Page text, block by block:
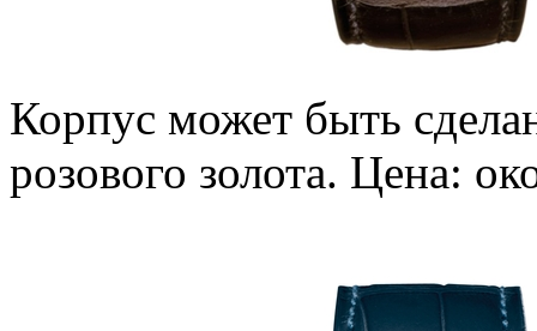
Корпус может быть
розового золота. Цена: